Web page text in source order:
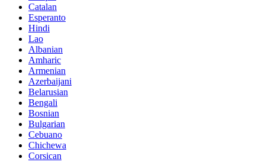
Catalan
Esperanto
Hindi
Lao
Albanian
Amharic
Armenian
Azerbaijani
Belarusian
Bengali
Bosnian
Bulgarian
Cebuano
Chichewa
Corsican